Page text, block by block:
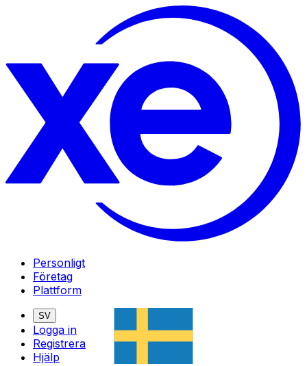
Personligt
Företag
Plattform
SV
Logga in
Registrera
Hjälp